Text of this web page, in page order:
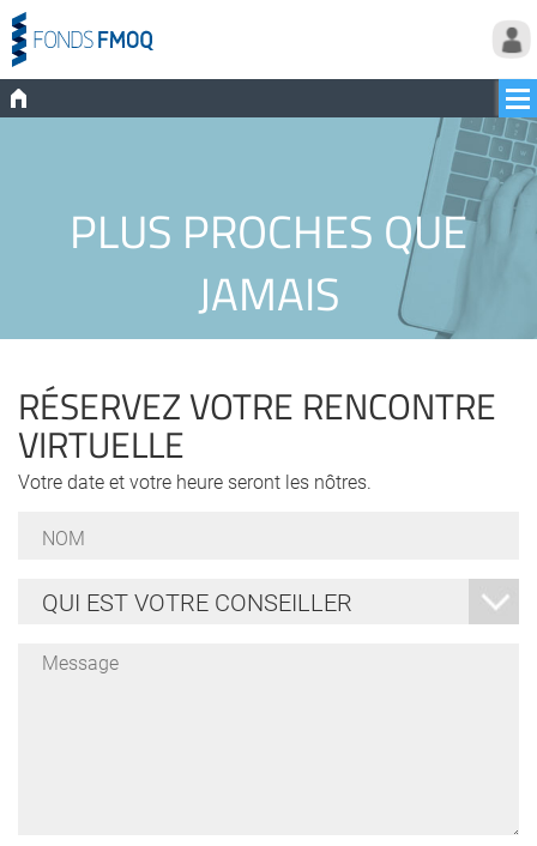
PLUS PROCHES QUE
JAMAIS
RÉSERVEZ VOTRE RENCONTRE
VIRTUELLE
Votre date et votre heure seront les nôtres.
conseiller
Message